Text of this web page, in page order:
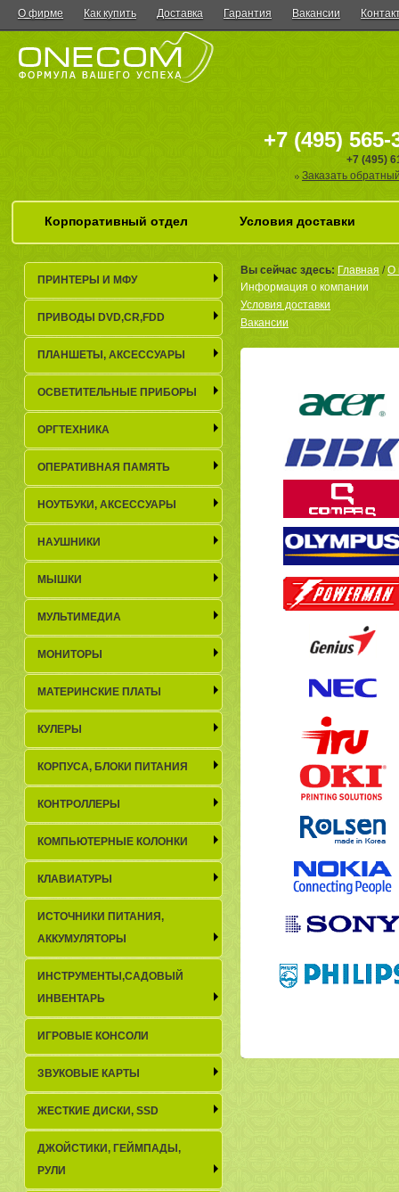
О фирме Как купить Доставка Гарантия Вакансии
+7 (495) 565-
+7 (495)
Заказать
Корпоративный отдел Условия доставки
Вы сейчас здесь: Главная /О
Информация о компании
Условия доставки
Вакансии
ПРИНТЕРЫ И МФУ
ПРИВОДЫ DVD,CR,FDD
ПЛАНШЕТЫ, АКСЕСCУАРЫ
ОСВЕТИТЕЛЬНЫЕ ПРИБОРЫ
ОРГТЕХНИКА
ОПЕРАТИВНАЯ ПАМЯТЬ
НОУТБУКИ, АКСЕСCУАРЫ
НАУШНИКИ
МЫШКИ
МУЛЬТИМЕДИА
МОНИТОРЫ
МАТЕРИНСКИЕ ПЛАТЫ
КУЛЕРЫ
КОРПУСА, БЛОКИ ПИТАНИЯ
КОНТРОЛЛЕРЫ
КОМПЬЮТЕРНЫЕ КОЛОНКИ
КЛАВИАТУРЫ
ИСТОЧНИКИ ПИТАНИЯ,
АККУМУЛЯТОРЫ
ИНСТРУМЕНТЫ,САДОВЫЙ
ИНВЕНТАРЬ
ИГРОВЫЕ КОНСОЛИ
ЗВУКОВЫЕ КАРТЫ
ЖЕСТКИЕ ДИСКИ, SSD
ДЖОЙСТИКИ, ГЕЙМПАДЫ,
РУЛИ